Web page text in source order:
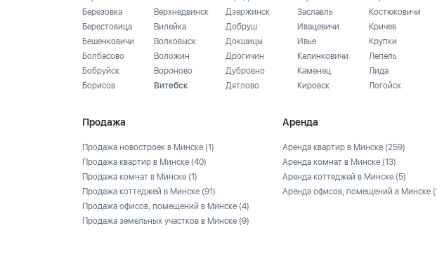
Березовка
Берестовица
Бешенковичи
Болбасово
Бобруйск
Борисов
Верхнедвинск
Вилейка
Волковыск
Воложин
Вороново
Витебск
Дзержинск
Добруш
Докшицы
Дрогичин
Дубровно
Дятлово
Заславль
Ивацевичи
Ивье
Калинковичи
Каменец
Кировск
Костюковичи
Кричев
Крупки
Лепель
Лида
Логойск
Продажа
Продажа новостроек в Минске (1)
Продажа квартир в Минске (40)
Продажа комнат в Минске (1)
Продажа коттеджей в Минске (91)
Продажа офисов, помещений в Минске (4)
Продажа земельных участков в Минске (9)
Аренда
Аренда квартир в Минске (259)
Аренда комнат в Минске (13)
Аренда коттеджей в Минске (5)
Аренда офисов, помещений в Минске